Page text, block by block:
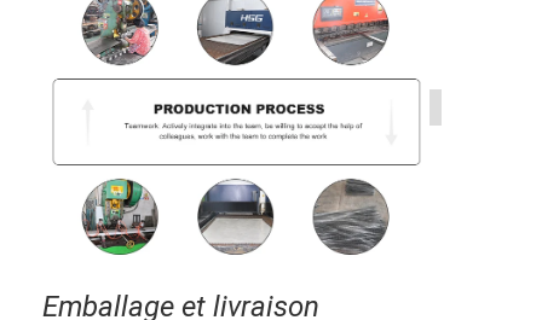
Emballage et livraison